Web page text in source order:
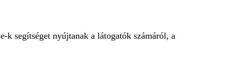
k segítséget nyújtanak a látogatók számáról, a